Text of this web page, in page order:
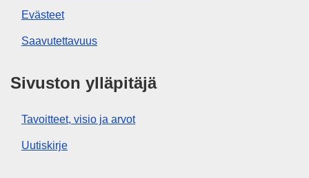
Evästeet
Saavutettavuus
Sivuston ylläpitäjä
Tavoitteet, visio ja arvot
Uutiskirje